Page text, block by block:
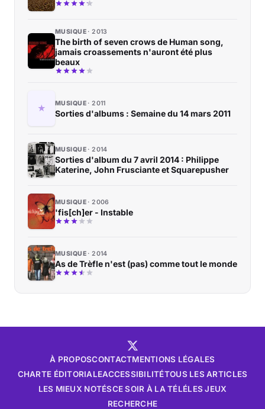
MUSIQUE 2013
The birth of seven crows de Human song,
jamais croassements n'auront été plus
beaux
MUSIQUE 2011
Sorties d'albums : Semaine du 14 mars 2011
MUSIQUE 2014
Sorties d'album du 7 avril 2014 : Philippe
Katerine, John Frusciante et Squarepusher
MUSIQUE 2006
'fis[ch]er - Instable
MUSIQUE 2014
As de Trèfle n'est (pas) comme tout le monde
À PROPOSCONTACTMENTIONS LÉGALES
CHARTE ÉDITORIALEACCESSIBILITÉTOUS LES ARTICLES
LES MIEUX NOTÉSCE SOIR À LA TÉLÉLES JEUX
RECHERCHE